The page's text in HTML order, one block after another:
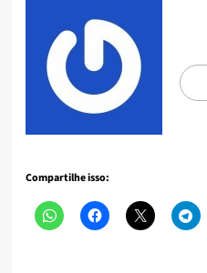
Compartilhe isso: